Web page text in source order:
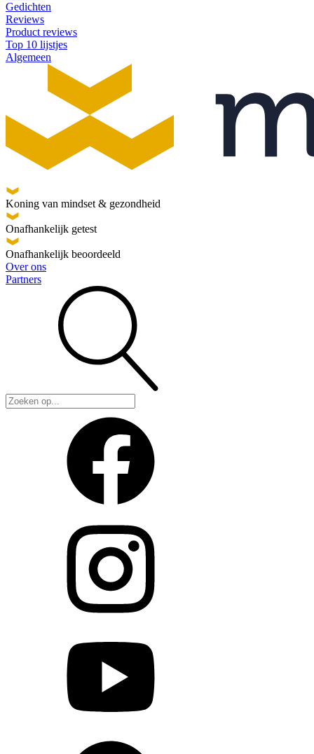
Gedichten
Reviews
Product reviews
Top 10 lijstjes
Algemeen
Koning van mindset & gezondheid
Onafhankelijk getest
Onafhankelijk beoordeeld
Over ons
Partners